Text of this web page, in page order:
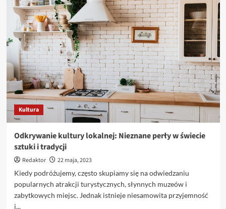
Wpływ
kultury
popularnej
na
młode
pokolenie
Kultura
Odkrywanie kultury lokalnej: Nieznane perły w świecie
sztuki i tradycji
Redaktor
22 maja, 2023
Kiedy podróżujemy, często skupiamy się na odwiedzaniu
popularnych atrakcji turystycznych, słynnych muzeów i
zabytkowych miejsc. Jednak istnieje niesamowita przyjemność
i...